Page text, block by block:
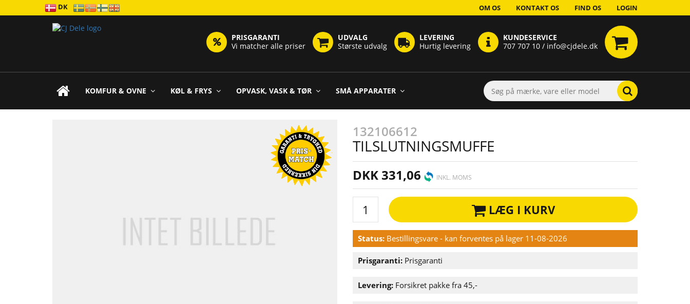
DK OM OS KONTAKT OS FIND OS LOGIN
PRISGARANTI
Vi matcher alle priser
UDVALG
Største udvalg
LEVERING
Hurtig levering
KUNDESERVICE
707 707 10 / info@cjdele.dk
KOMFUR & OVNE KØL & FRYS OPVASK, VASK & TØR SMÅ APPARATER
132106612
TILSLUTNINGSMUFFE
DKK 331,06 INKL. MOMS
LÆG I KURV
Status: Bestillingsvare - kan forventes på lager 11-08-2026
Prisgaranti: Prisgaranti
Levering: Forsikret pakke fra 45,-